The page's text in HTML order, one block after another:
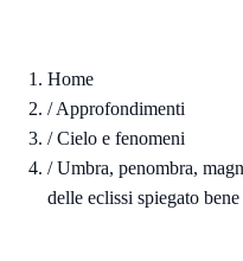
Home
/Approfondimenti
/Cielo e fenomeni
/Umbra, penombra,
delle eclissi spiegato bene